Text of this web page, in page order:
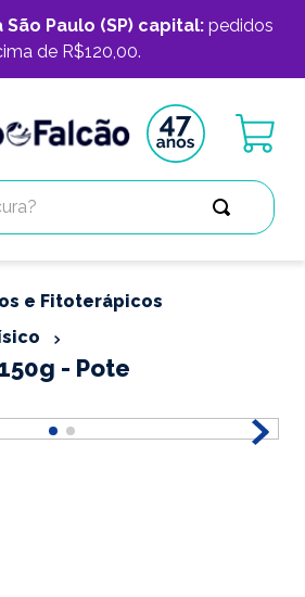
Paulo (SP) capital:pedidos
de R$120,00.
e Fitoterápicos
- Pote